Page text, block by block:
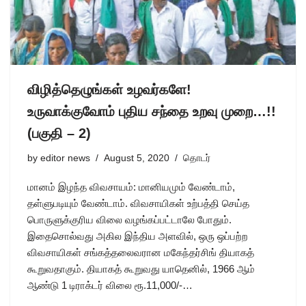
விழித்தெழுங்கள் உழவர்களே!
உருவாக்குவோம் புதிய சந்தை உறவு முறை…!!
(பகுதி – 2)
by editor news August 5, 2020 தொடர்
மானம் இழந்த விவசாயம்: மானியமும் வேண்டாம்,
தள்ளுபடியும் வேண்டாம். விவசாயிகள் உற்பத்தி செய்த
பொருளுக்குரிய விலை வழங்கப்பட்டாலே போதும்.
இதைசொல்வது அகில இந்திய அளவில், ஒரு ஒப்பற்ற
விவசாயிகள் சங்கத்தலைவரான மகேந்தர்சிங் தியாகத்
கூறுவதாகும். தியாகத் கூறுவது யாதெனில், 1966 ஆம்
ஆண்டு 1 டிராக்டர் விலை ரூ.11,000/-…